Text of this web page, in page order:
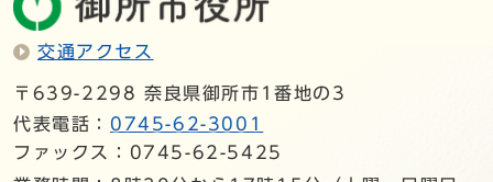
交通アクセス
〒639-2298 奈良県御所市1番地の3
代表電話： 0745-62-3001
ファックス：0745-62-5425